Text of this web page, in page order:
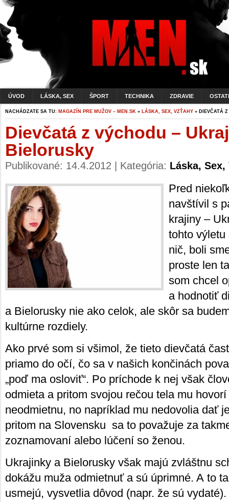
ÚVOD LÁSKA, SEX ŠPORT TECHNIKA ZDRAVIE
NACHÁDZATE SA TU: MAGAZÍN PRE MUŽOV – MEN.SK » LÁSKA, SEX, VZŤAHY » DIEVČATÁ
Dievčatá z východu –
Bielorusky
Publikované: 14.4.2012 | Kategória: Láska,
Pred
navštívil s
krajiny –
tohto výletu
nič, boli
proste len
som chcel
a hodnotiť
a Bielorusky nie ako celok, ale skôr sa
kultúrne rozdiely.
Ako prvé som si všimol, že tieto dievčatá
priamo do očí, čo sa v našich končinách
„poď ma osloviť“. Po príchode k nej však
odmieta a pritom svojou rečou tela mu
neodmietnu, no napríklad mu nedovolia dať
pritom na Slovensku sa to považuje za
zoznamovaní alebo lúčení so ženou.
Ukrajinky a Bielorusky však majú zvláštnu
dokážu muža odmietnuť a sú úprimné. A to
usmejú, vysvetlia dôvod (napr. že sú